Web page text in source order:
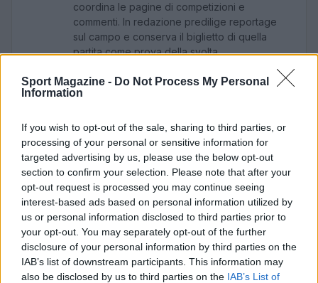
Sport Magazine - Do Not Process My Personal
Information
If you wish to opt-out of the sale, sharing to third parties, or
processing of your personal or sensitive information for
targeted advertising by us, please use the below opt-out
section to confirm your selection. Please note that after your
opt-out request is processed you may continue seeing
interest-based ads based on personal information utilized by
us or personal information disclosed to third parties prior to
your opt-out. You may separately opt-out of the further
disclosure of your personal information by third parties on the
IAB’s list of downstream participants. This information may
also be disclosed by us to third parties on the IAB’s List of
coordina le pagine di competizioni e
commenti. In redazione predilige reportage
sul campo e conserva il biglietto di quella
partita come prova della svolta.